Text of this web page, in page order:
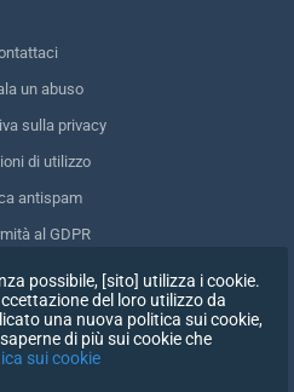
un abuso
sulla privacy
di utilizzo
antispam
al GDPR
i miei dati
il consenso
possibile, [sito] utilizza i cookie.
del loro utilizzo da
una nuova politica sui cookie,
di più sui cookie che
sui cookie